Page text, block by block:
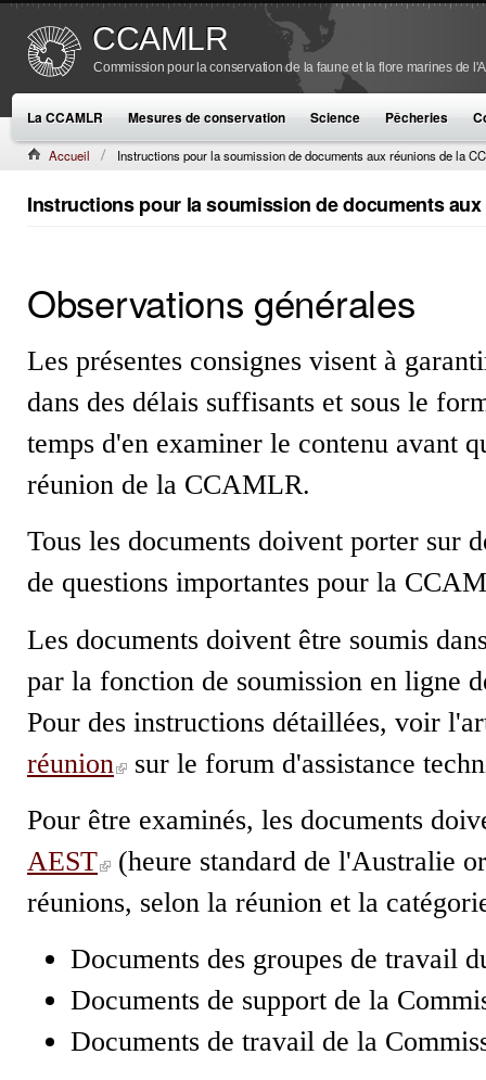
CCAMLR
Commission pour la conservation de la faune et la flore marines de
La CCAMLR Mesures de conservation Science Pêcheries
Accueil Instructions pour la soumission de documents aux réunions de la
Instructions pour la soumission de documents
Observations générales
Les présentes consignes visent à
dans des délais suffisants et sous le
temps d'en examiner le contenu avant
réunion de la CCAMLR.
Tous les documents doivent porter sur
de questions importantes pour la
Les documents doivent être soumis
par la fonction de soumission en ligne
Pour des instructions détaillées, voir
réunion
sur le forum d'assistance
Pour être examinés, les documents
AEST
(heure standard de l'Australie
réunions, selon la réunion et la
Documents des groupes de travail
Documents de support de la
Documents de travail de la